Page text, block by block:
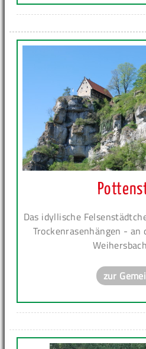
Das idyllische
Trockenrasenhängen - an
zur